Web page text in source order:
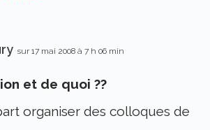
sur 17 mai 2008 à 7 h 06 min
et de quoi ??
organiser des colloques de